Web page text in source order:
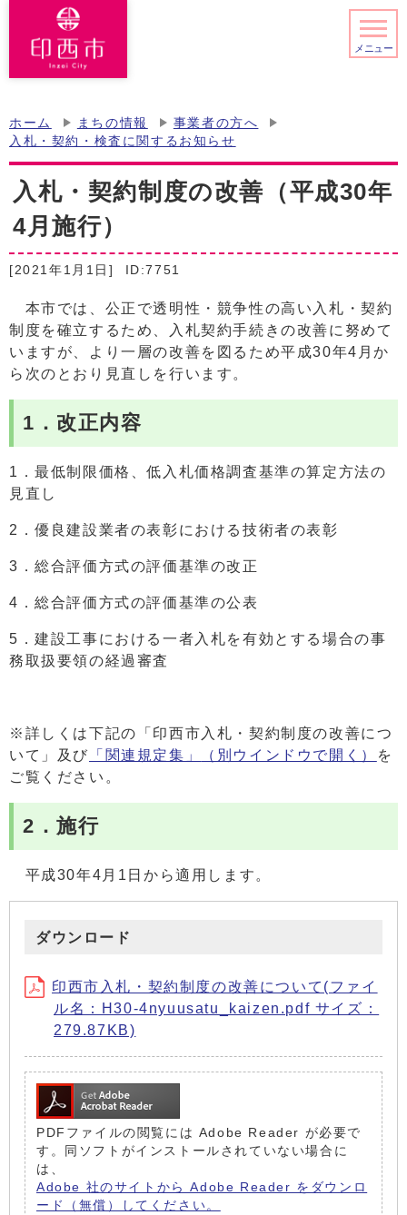
メニュー
ホーム まちの情報
事業者の方へ
入札・契約・検査に関するお知らせ
入札・契約制度の改善（平成30年
4月施行）
[2021年1月1日] ID:7751
本市では、公正で透明性・競争性の高い入札・契約
制度を確立するため、入札契約手続きの改善に努めて
いますが、より一層の改善を図るため平成30年4月か
ら次のとおり見直しを行います。
1．改正内容
1．最低制限価格、低入札価格調査基準の算定方法の
見直し
2．優良建設業者の表彰における技術者の表彰
3．総合評価方式の評価基準の改正
4．総合評価方式の評価基準の公表
5．建設工事における一者入札を有効とする場合の事
務取扱要領の経過審査
※詳しくは下記の「印西市入札・契約制度の改善につ
いて」及び
「関連規定集」 （別ウインドウで開く）
を
ご覧ください。
2．施行
平成30年4月1日から適用します。
ダウンロード
印西市入札・契約制度の改善について(ファイ
ル名：H30-4nyuusatu_kaizen.pdf サイズ：
279.87KB)
PDFファイルの閲覧には Adobe Reader が必要で
す。同ソフトがインストールされていない場合に
は、
Adobe 社のサイトから Adobe Reader をダウンロ
ード（無償）してください。